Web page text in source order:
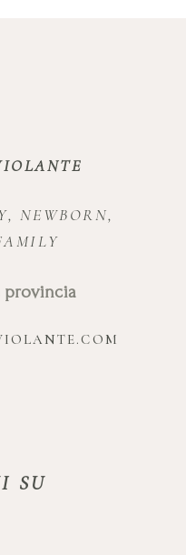
NEWBORN,
provincia
SU